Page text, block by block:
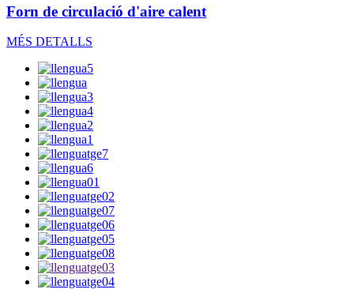
Forn de circulació d'aire calent
MÉS DETALLS